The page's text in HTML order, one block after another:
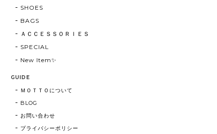
SHOES
BAGS
ＡＣＣＥＳＳＯＲＩＥＳ
SPECIAL
New Item✨
GUIDE
ＭＯＴＴＯについて
BLOG
お問い合わせ
プライバシーポリシー